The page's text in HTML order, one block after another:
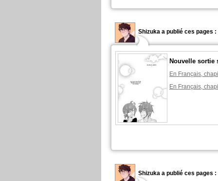
Shizuka a publié ces pages :
Nouvelle sortie
En Français,
En Français,
Shizuka a publié ces pages :